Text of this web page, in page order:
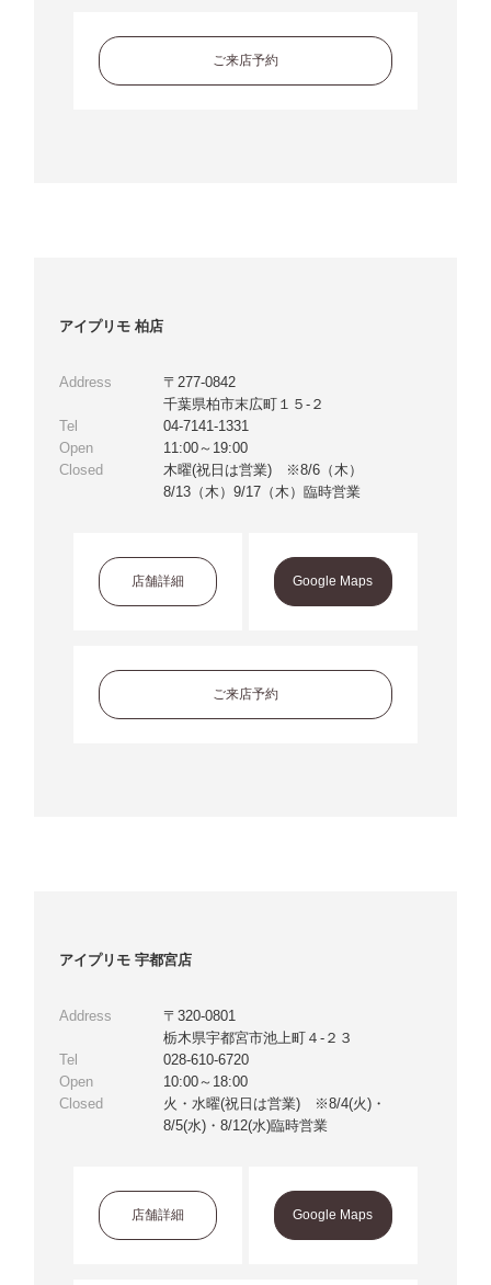
ご来店予約
アイプリモ 柏店
Address
〒277-0842
千葉県柏市末広町１５-２
Tel
04-7141-1331
Open
11:00～19:00
Closed
木曜(祝日は営業) ※8/6（木）
8/13（木）9/17（木）臨時営業
店舗詳細 Google Maps
ご来店予約
アイプリモ 宇都宮店
Address
〒320-0801
栃木県宇都宮市池上町４-２３
Tel
028-610-6720
Open
10:00～18:00
Closed
火・水曜(祝日は営業) ※8/4(火)・
8/5(水)・8/12(水)臨時営業
店舗詳細 Google Maps